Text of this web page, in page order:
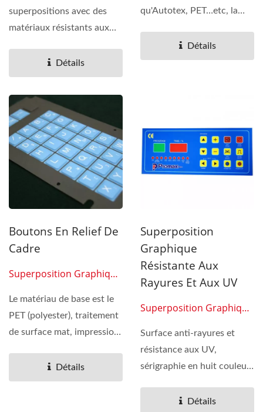
superpositions avec des
matériaux résistants aux
l'abrasion,...Détails
qu'Autotex, PET…etc, la
Détails
Boutons En Relief De
Cadre
Superposition Graphique
Le matériau de base est le
PET (polyester), traitement
de surface mat, impression
Détails
Superposition
Graphique
Résistante Aux
Rayures Et Aux UV
Superposition Graphique
Surface anti-rayures et
résistance aux UV,
sérigraphie en huit couleurs
Détails